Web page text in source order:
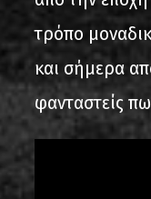
τρόπο
και σήμερα
φανταστείς